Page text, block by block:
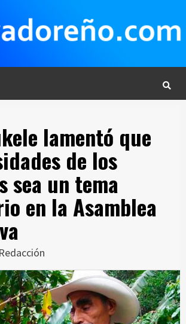
lamentó que
de los
sea un tema
en la Asamblea
Redacción